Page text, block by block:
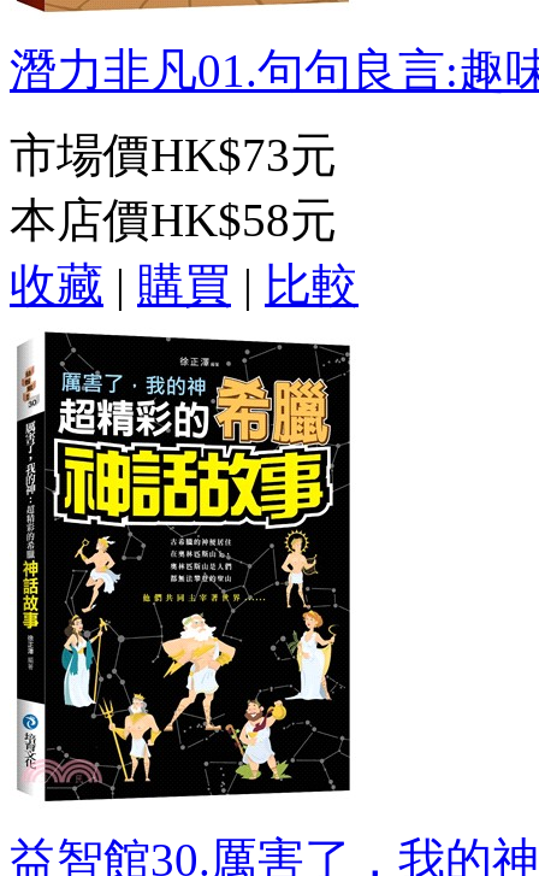
潛力非凡01.句句良言:趣
市場價HK$73元
本店價HK$58元
收藏 | 購買 | 比較
益智館30.厲害了，我的